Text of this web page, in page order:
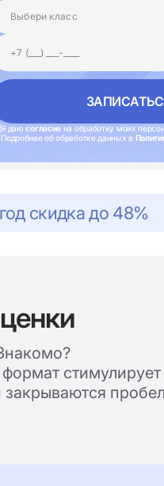
Я даюсогласие на обработку моих
Подробнее об обработке данных в
скидка до 48%
стимулирует
закрываются